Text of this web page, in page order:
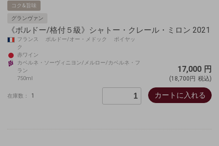
コク&旨味
グランヴァン
《ボルドー/格付５級》シャトー・クレール・ミロン 2021
フランス ボルドー/オー・メドック ポイヤッ
ク
赤ワイン
カベルネ・ソーヴィニヨン/メルロー/カベルネ・フ
ラン
750ml
17,000 円
(18,700円 税込)
在庫数： 1 カートに入れる